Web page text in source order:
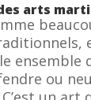
arts
ensemble
ou